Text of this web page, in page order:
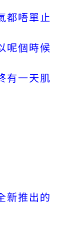
都唔單止
呢個時候
有一天肌
新推出的